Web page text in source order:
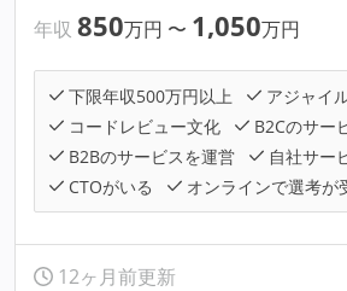
年収 850万円 〜 1,050万円
下限年収500万円以上
アジャイ
コードレビュー文化
B2Cのサー
B2Bのサービスを運営
自社サー
CTOがいる
オンラインで選考が
12ヶ月前更新